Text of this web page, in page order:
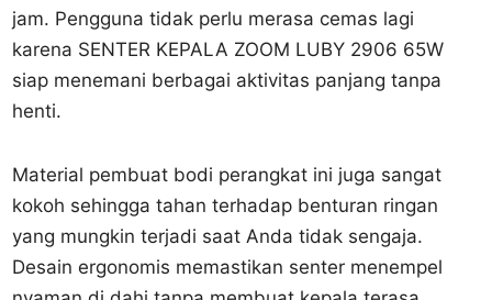
jam. Pengguna tidak perlu merasa cemas lagi
karena SENTER KEPALA ZOOM LUBY 2906 65W
siap menemani berbagai aktivitas panjang tanpa
henti.
Material pembuat bodi perangkat ini juga sangat
kokoh sehingga tahan terhadap benturan ringan
yang mungkin terjadi saat Anda tidak sengaja.
Desain ergonomis memastikan senter menempel